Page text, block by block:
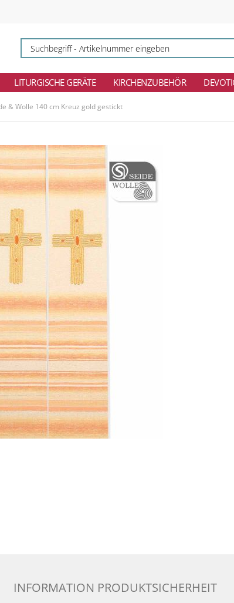
LITURGISCHE GERÄTE KIRCHENZUBEHÖR
& Wolle 140 cm Kreuz gold gestickt
INFORMATION PRODUKTSICHERHEIT